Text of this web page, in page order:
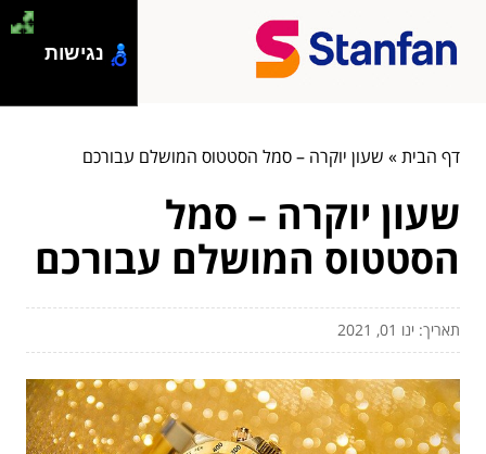
דף הבית» שעון יוקרה – סמל הסטטוס המושלם עבורכם
שעון יוקרה – סמל
הסטטוס המושלם עבורכם
תאריך: ינו 01, 2021
נגישות